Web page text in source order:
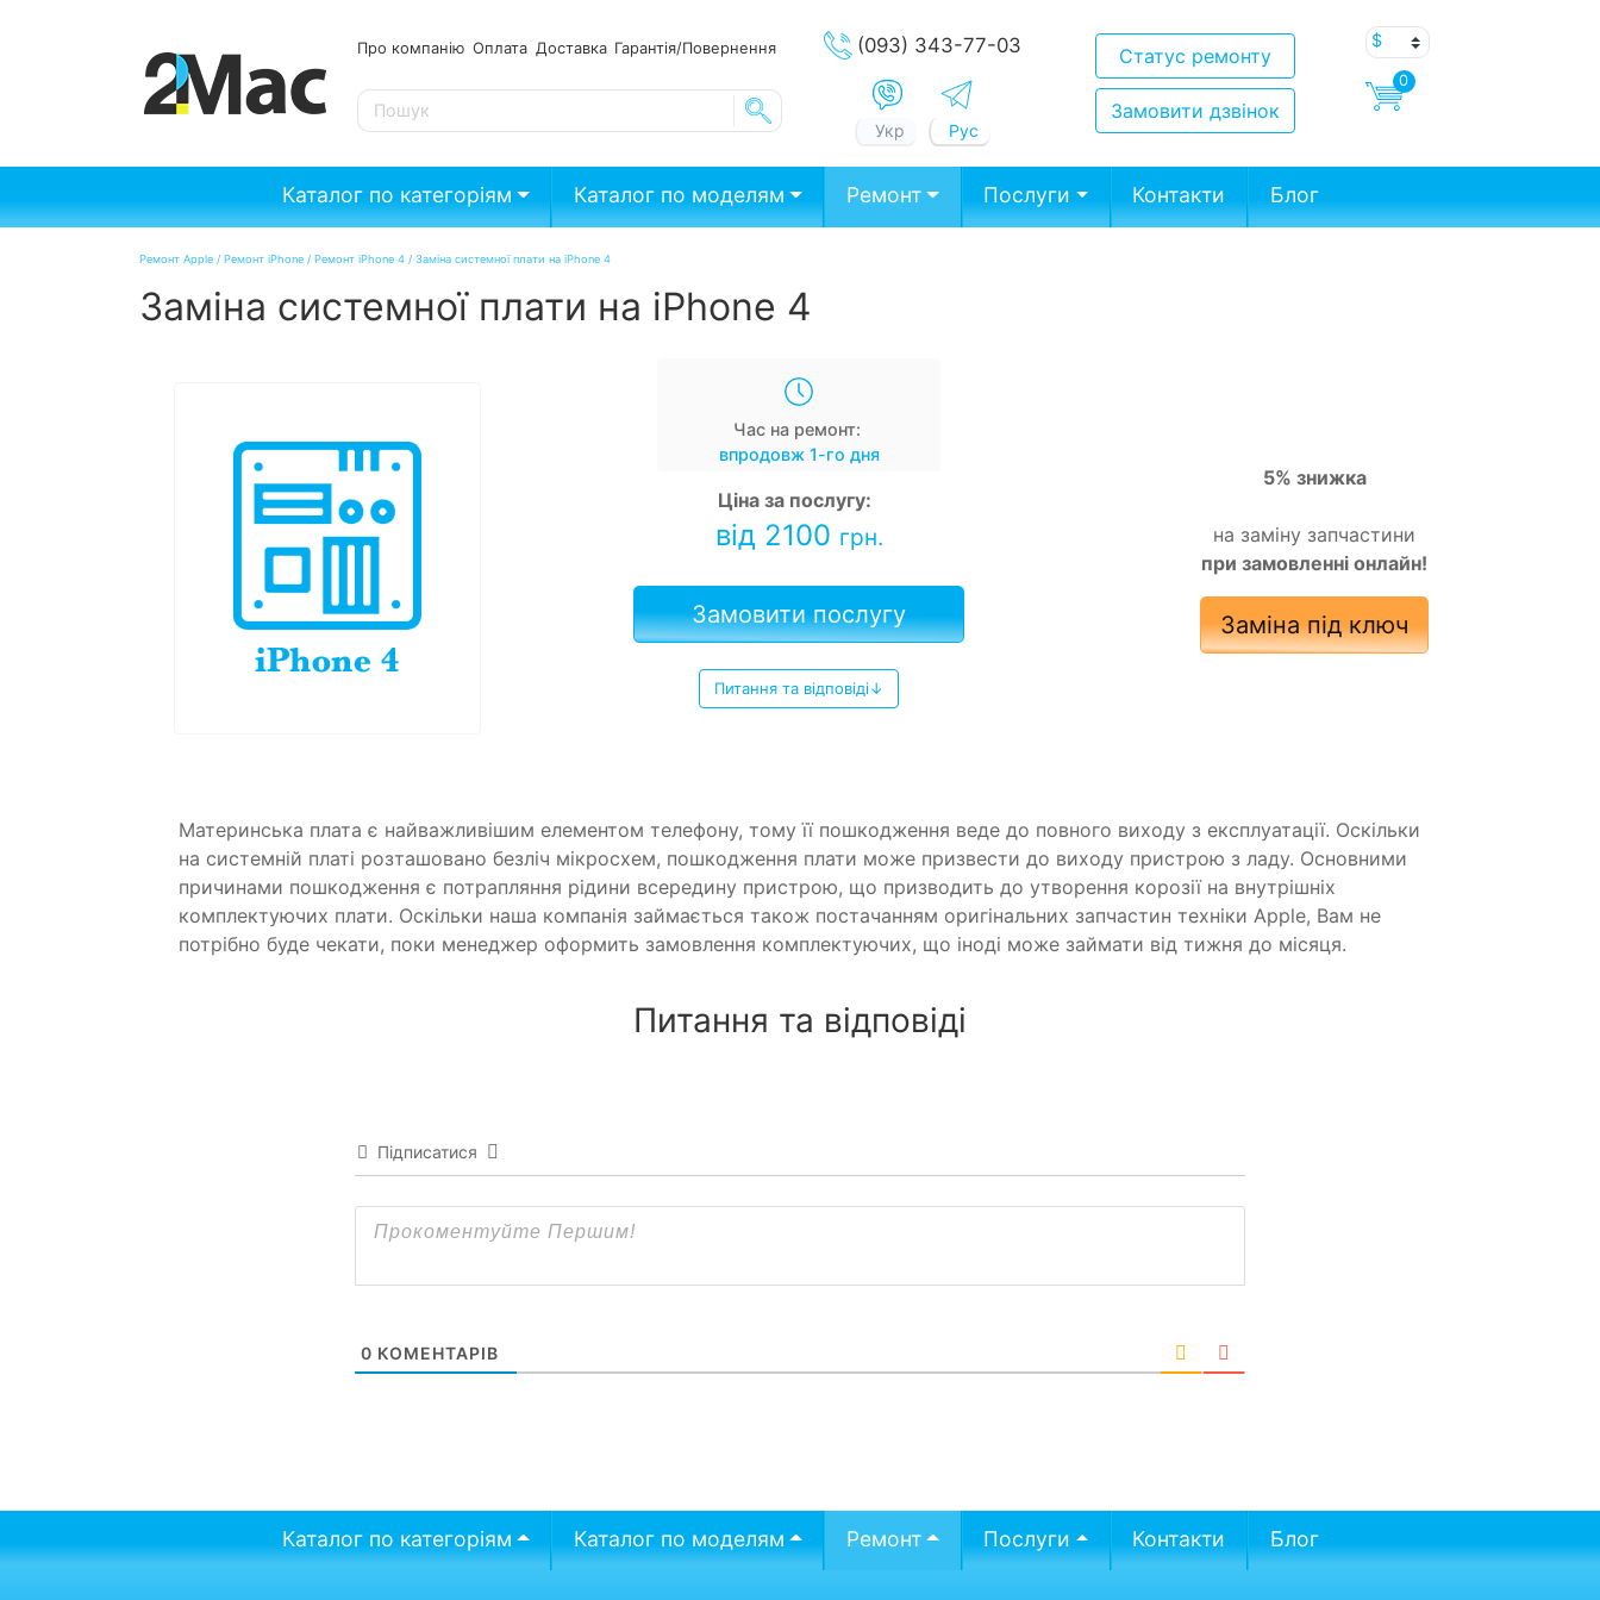
Про компанію Оплата Доставка Гарантія/Повернення
SE
(093) 343-77-03
Укр Рус
Статус ремонту
Замовити дзвінок
0
Каталог по категоріям Каталог по моделям Ремонт Послуги Контакти Блог
Ремонт Apple / Ремонт iPhone / Ремонт iPhone 4 / Заміна системної плати на iPhone 4
Заміна системної плати на iPhone 4
Час на ремонт:
впродовж 1-го дня
Ціна за послугу:
від 2100 грн.
Замовити послугу
Питання та відповіді↓
5% знижка
на заміну запчастини
при замовленні онлайн!
Заміна під ключ
Материнська плата є найважливішим елементом телефону, тому її пошкодження веде до повного виходу з експлуатації. Оскільки
на системній платі розташовано безліч мікросхем, пошкодження плати може призвести до виходу пристрою з ладу. Основними
причинами пошкодження є потрапляння рідини всередину пристрою, що призводить до утворення корозії на внутрішніх
комплектуючих плати. Оскільки наша компанія займається також постачанням оригінальних запчастин техніки Apple, Вам не
потрібно буде чекати, поки менеджер оформить замовлення комплектуючих, що іноді може займати від тижня до місяця.
Питання та відповіді
Підписатися
0 КОМЕНТАРІВ
Каталог по категоріям Каталог по моделям Ремонт Послуги Контакти Блог